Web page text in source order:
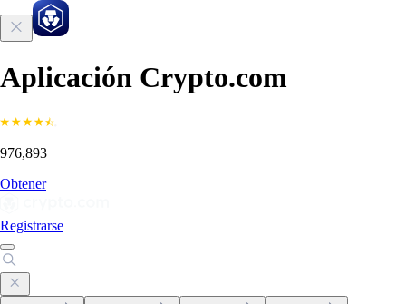
Aplicación Crypto.com
976,893
Obtener
Registrarse